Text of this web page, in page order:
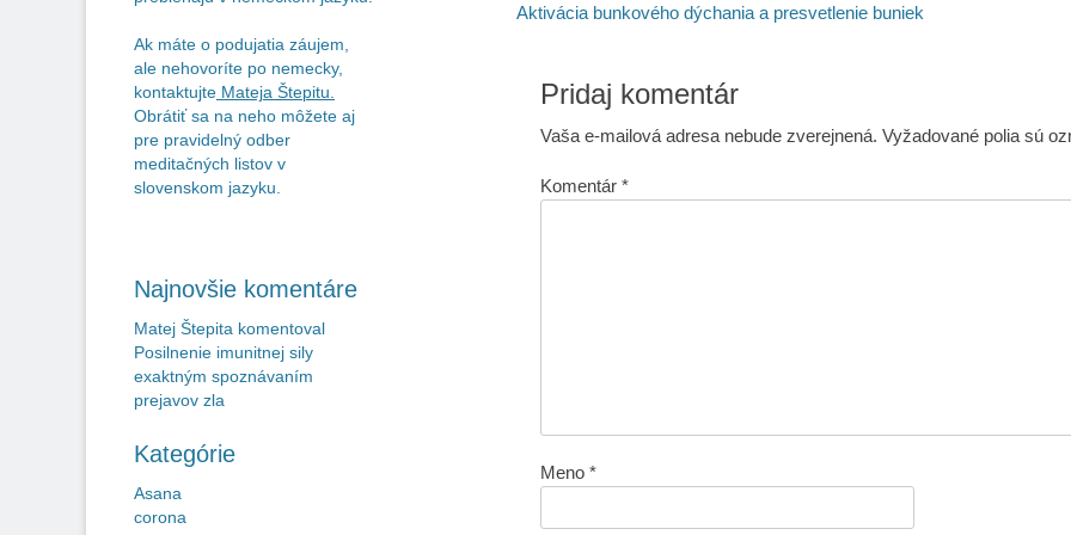
post:
Aktivácia bunkového dýchania a presvetlenie buniek
Pridaj komentár
Vaša e-mailová adresa nebude zverejnená. Vyžadované polia sú
Komentár *
Meno *
Ak máte o podujatia záujem,
ale nehovoríte po nemecky,
kontaktujte Mateja Štepitu.
Obrátiť sa na neho môžete aj
pre pravidelný odber
meditačných listov v
slovenskom jazyku.
Najnovšie komentáre
Matej Štepita komentoval
Posilnenie imunitnej sily
exaktným spoznávaním
prejavov zla
Kategórie
Asana
corona